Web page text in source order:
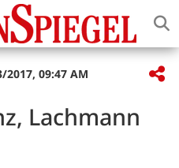
2017, 09:47 AM
Lachmann